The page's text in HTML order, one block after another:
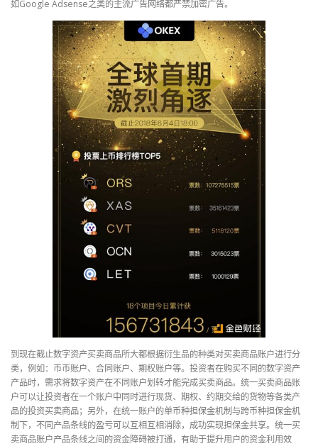
如Google Adsense之类的主流广告网络都严禁加密广告。
到现在截止数字资产买卖商品所大都根据衍生品的种类对买卖商品账户进行分
类，例如：币币账户、合同账户、期权账户等。投资者在购买不同的数字资产
产品时，需求将数字资产在不同账户划转才能完成买卖商品。统一买卖商品账
户可以让投资者在一个账户中同时进行现货、期权、约期交给的货物等各类产
品的投资买卖商品；另外，在统一账户的单币种担保金机制与跨币种担保金机
制下，不同产品条线的盈亏可以互相互相消除，成功实现担保金共享。统一买
卖商品账户产品条线之间的资金障碍被打通，有助于提升用户的资金利用效